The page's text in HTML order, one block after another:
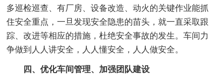
多巡检巡查、有厂房、设备改造、动火的关键作业能抓
住安全重点，一旦发现安全隐患的苗头，就一直采取跟
踪、改进等相应的措施，杜绝安全事故的发生。车间力
争做到人人讲安全，人人懂安全，人人做安全。
四、优化车间管理、加强团队建设